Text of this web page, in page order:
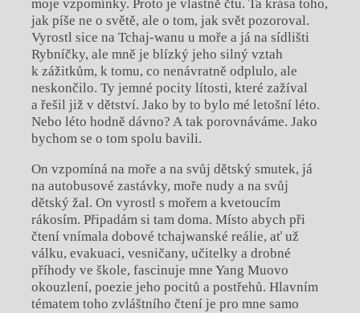
moje vzpomínky. Proto je vlastně čtu. Ta krása toho,
jak píše ne o světě, ale o tom, jak svět pozoroval.
Vyrostl sice na Tchaj-wanu u moře a já na sídlišti
Rybníčky, ale mně je blízký jeho silný vztah
k zážitkům, k tomu, co nenávratně odplulo, ale
neskončilo. Ty jemné pocity lítosti, které zažíval
a řešil již v dětství. Jako by to bylo mé letošní léto.
Nebo léto hodně dávno? A tak porovnáváme. Jako
bychom se o tom spolu bavili.
On vzpomíná na moře a na svůj dětský smutek, já
na autobusové zastávky, moře nudy a na svůj
dětský žal. On vyrostl s mořem a kvetoucím
rákosím. Připadám si tam doma. Místo abych při
čtení vnímala dobové tchajwanské reálie, ať už
válku, evakuaci, vesničany, učitelky a drobné
příhody ve škole, fascinuje mne Yang Muovo
okouzlení, poezie jeho pocitů a postřehů. Hlavním
tématem toho zvláštního čtení je pro mne samo